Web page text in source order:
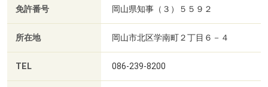
免許番号 岡山県知事（３）５５９２
所在地 岡山市北区学南町２丁目６－４
TEL 086-239-8200